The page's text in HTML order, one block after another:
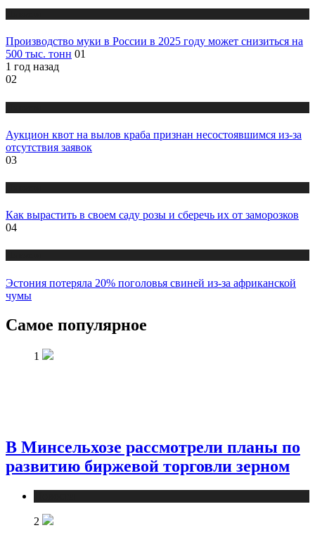
Производство муки в России в 2025 году может снизиться на
500 тыс. тонн 01
1 год назад
02
Аукцион квот на вылов краба признан несостоявшимся из-за
отсутствия заявок
03
Как вырастить в своем саду розы и сберечь их от заморозков
04
Эстония потеряла 20% поголовья свиней из-за африканской
чумы
Самое популярное
1
В Минсельхозе рассмотрели планы по
развитию биржевой торговли зерном
2